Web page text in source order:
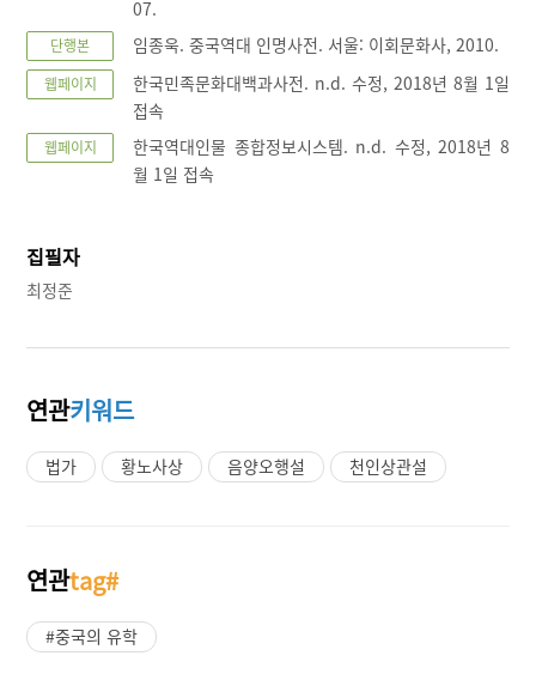
07.
단행본 임종욱. 중국역대 인명사전. 서울: 이회문화사, 2010.
웹페이지
한국민족문화대백과사전. n.d. 수정, 2018년 8월 1일
접속
웹페이지
한국역대인물 종합정보시스템. n.d. 수정, 2018년 8
월 1일 접속
집필자
최정준
연관키워드
법가 황노사상 음양오행설 천인상관설
연관tag#
#중국의 유학